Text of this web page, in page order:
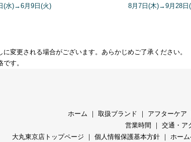
(水)→6月9日(火)
8月7日(木)→9月28日
に変更される場合がございます。あらかじめご了承ください。
す。
ホーム ｜ 取扱ブランド ｜ アフターケア
営業時間
｜ 交通・ア
大丸東京店トップページ ｜ 個人情報保護基本方針 ｜ ホー